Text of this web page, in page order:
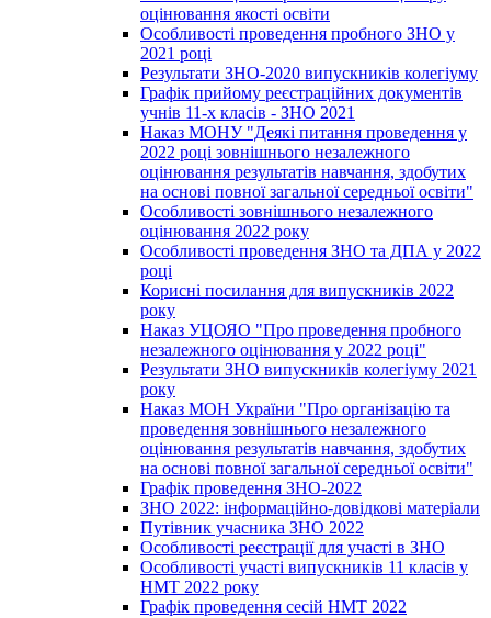
оцінювання якості освіти
Особливості проведення пробного ЗНО у
2021 році
Результати ЗНО-2020 випускників колегіуму
Графік прийому реєстраційних документів
учнів 11-х класів - ЗНО 2021
Наказ МОНУ "Деякі питання проведення у
2022 році зовнішнього незалежного
оцінювання результатів навчання, здобутих
на основі повної загальної середньої освіти"
Особливості зовнішнього незалежного
оцінювання 2022 року
Особливості проведення ЗНО та ДПА у 2022
році
Корисні посилання для випускників 2022
року
Наказ УЦОЯО "Про проведення пробного
незалежного оцінювання у 2022 році"
Результати ЗНО випускників колегіуму 2021
року
Наказ МОН України "Про організацію та
проведення зовнішнього незалежного
оцінювання результатів навчання, здобутих
на основі повної загальної середньої освіти"
Графік проведення ЗНО-2022
ЗНО 2022: інформаційно-довідкові матеріали
Путівник учасника ЗНО 2022
Особливості реєстрації для участі в ЗНО
Особливості участі випускників 11 класів у
НМТ 2022 року
Графік проведення сесій НМТ 2022